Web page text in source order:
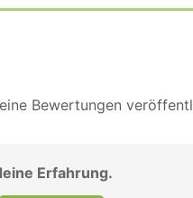
Bewertungen
Erfahrung.